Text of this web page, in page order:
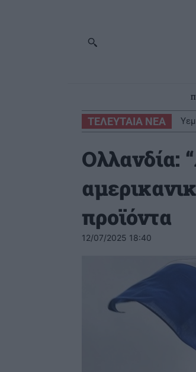
ΤΕΛΕΥΤΑΙΑ ΝΕΑ
Ολλανδία:
προϊόντα
12/07/2025 18:40